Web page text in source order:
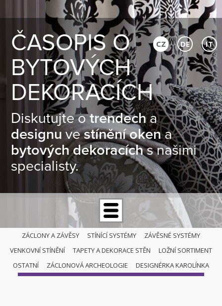
ČASOPIS O
BYTOVÝCH
DEKORACÍCH
Diskutujte otrendecha
designuvestínění okena
bytových dekoracíchs našimi
specialisty.
CZ DE IT
ZÁCLONY A ZÁVĚSY STÍNÍCÍ SYSTÉMY
ZÁVĚSNÉ SYSTÉMY
VENKOVNÍ STÍNĚNÍ
TAPETY A DEKORACE STĚN
LOŽNÍ SORTIMENT
OSTATNÍ
ZÁCLONOVÁ ARCHEOLOGIE DESIGNÉRKA KAROLÍNKA
VERTIKÁLNÍ ŽALUZIE